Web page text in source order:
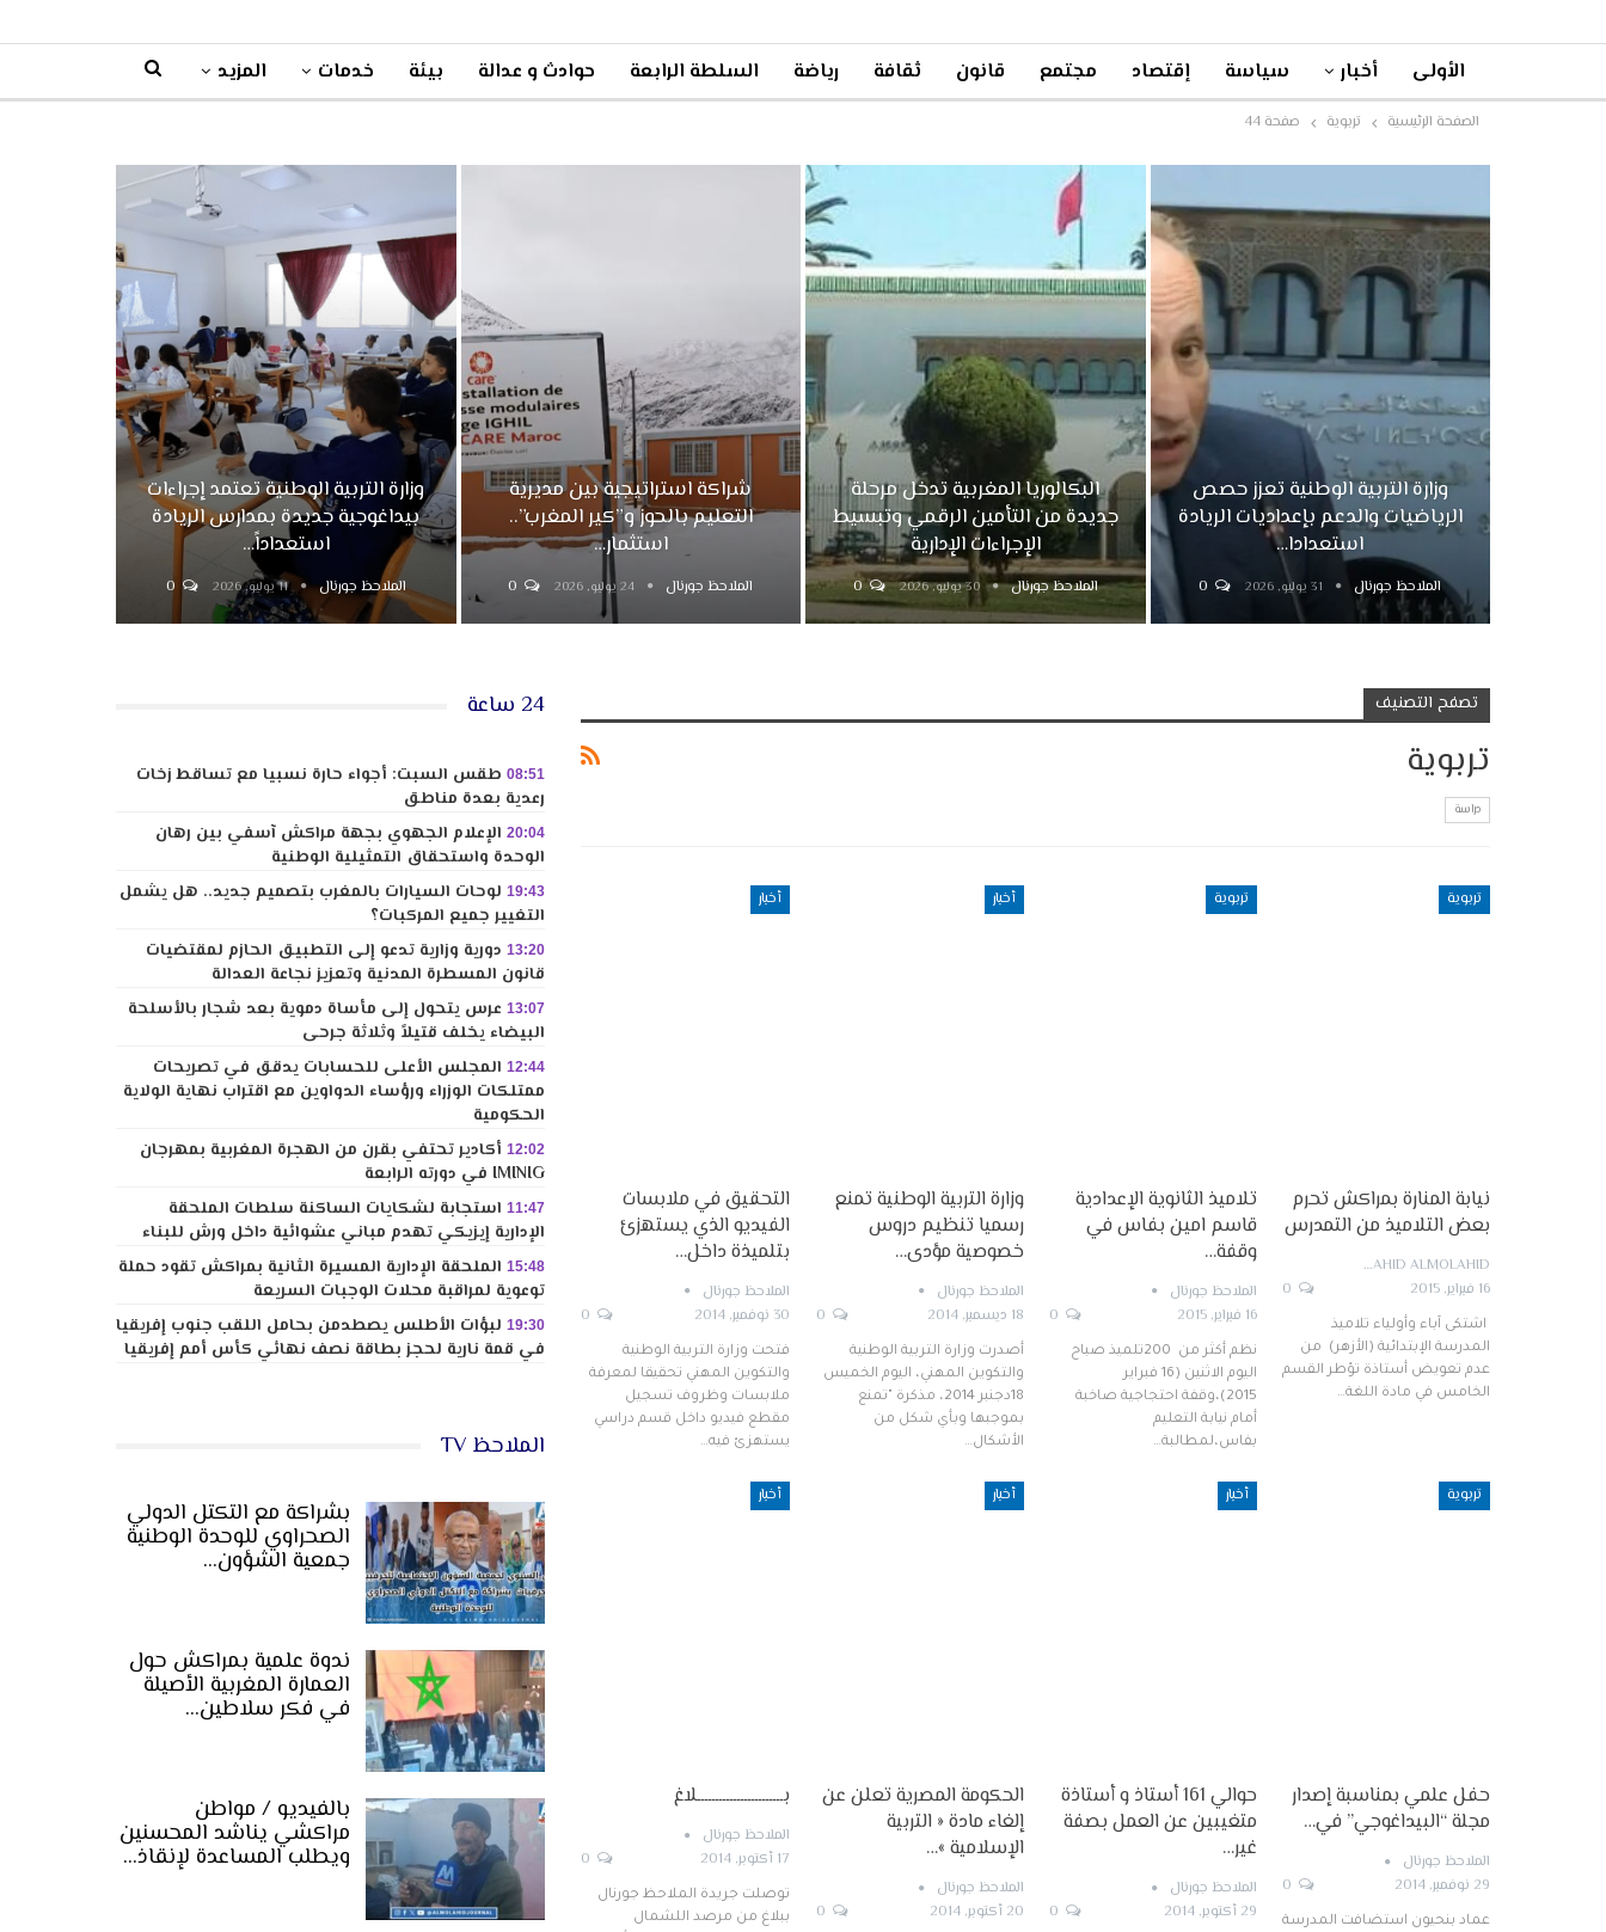
الأولى أخبار سياسة إقتصاد مجتمع قانون ثقافة رياضة السلطة الرابعة حوادث و عدالة بيئة خدمات المزيد
الصفحة الرئيسية تربوية صفحة 44
وزارة التربية الوطنية تعزز حصص
الرياضيات والدعم بإعداديات الريادة
استعدادا…
الملاحظ جورنال 31 يوليو, 2026
البكالوريا المغربية تدخل مرحلة
جديدة من التأمين الرقمي وتبسيط
الإجراءات الإدارية
الملاحظ جورنال 30 يوليو, 2026 0
شراكة استراتيجية بين مديرية
التعليم بالحوز و”كير المغرب”..
استثمار…
الملاحظ جورنال 24 يوليو, 2026
وزارة التربية الوطنية تعتمد إجراءات
بيداغوجية جديدة بمدارس الريادة
استعداداً…
الملاحظ جورنال 11 يوليو, 2026
تصفح التصنيف
تربوية
دراسة
تربوية
نيابة المنارة بمراكش تحرم
بعض التلاميذ من التمدرس
ALMOLAHID ALMOLAHID
16 فبراير, 2015
اشتكى آباء وأولياء تلاميذ
المدرسة الإبتدائية (الأزهر) من
عدم تعويض أستاذة تؤطر القسم
الخامس في مادة اللغة…
تربوية
تلاميذ الثانوية الإعدادية
قاسم امين بفاس في
وقفة…
الملاحظ جورنال
16 فبراير, 2015
نظم أكثر من 200تلميذ صباح
اليوم الاثنين (16 فبراير
2015)،وقفة احتجاجية صاخبة
أمام نيابة التعليم
بفاس،لمطالبة…
أخبار
وزارة التربية الوطنية تمنع
رسميا تنظيم دروس
خصوصية مؤدى…
الملاحظ جورنال
18 ديسمبر, 2014
أصدرت وزارة التربية الوطنية
والتكوين المهني، اليوم الخميس
18دجنبر 2014، مذكرة "تمنع
بموجبها وبأي شكل من
الأشكال…
أخبار
التحقيق في ملابسات
الفيديو الذي يستهزئ
بتلميذة داخل…
الملاحظ جورنال
30 نوفمبر, 2014
فتحت وزارة التربية الوطنية
والتكوين المهني تحقيقا لمعرفة
ملابسات وظروف تسجيل
مقطع فيديو داخل قسم دراسي
يستهزئ فيه…
تربوية
حفل علمي بمناسبة إصدار
مجلة “البيداغوجي” في…
الملاحظ جورنال
29 نوفمبر, 2014
عماد بنحيون استضافت المدرسة
أخبار
حوالي 161 أستاذ و أستاذة
متغيبين عن العمل بصفة
غير…
الملاحظ جورنال
29 أكتوبر, 2014
أخبار
الحكومة المصرية تعلن عن
إلغاء مادة « التربية
الإسلامية »…
الملاحظ جورنال
20 أكتوبر, 2014
أخبار
بــــــــــــــــــــــــلاغ
الملاحظ جورنال
17 أكتوبر, 2014
توصلت جريدة الملاحظ جورنال
ببلاغ من مرصد اللشمال
24 ساعة
08:51 طقس السبت: أجواء حارة نسبيا مع تساقط زخات
رعدية بعدة مناطق
20:04 الإعلام الجهوي بجهة مراكش آسفي بين رهان
الوحدة واستحقاق التمثيلية الوطنية
19:43 لوحات السيارات بالمغرب بتصميم جديد.. هل يشمل
التغيير جميع المركبات؟
13:20 دورية وزارية تدعو إلى التطبيق الحازم لمقتضيات
قانون المسطرة المدنية وتعزيز نجاعة العدالة
13:07 عرس يتحول إلى مأساة دموية بعد شجار بالأسلحة
البيضاء يخلف قتيلاً وثلاثة جرحى
12:44 المجلس الأعلى للحسابات يدقق في تصريحات
ممتلكات الوزراء ورؤساء الدواوين مع اقتراب نهاية الولاية
الحكومية
12:02 أكادير تحتفي بقرن من الهجرة المغربية بمهرجان
IMINIG في دورته الرابعة
11:47 استجابة لشكايات الساكنة سلطات الملحقة
الإدارية إيزيكي تهدم مباني عشوائية داخل ورش للبناء
15:48 الملحقة الإدارية المسيرة الثانية بمراكش تقود حملة
توعوية لمراقبة محلات الوجبات السريعة
19:30 لبؤات الأطلس يصطدمن بحامل اللقب جنوب إفريقيا
في قمة نارية لحجز بطاقة نصف نهائي كأس أمم إفريقيا
الملاحظ TV
بشراكة مع التكتل الدولي
الصحراوي للوحدة الوطنية
جمعية الشؤون…
ندوة علمية بمراكش حول
العمارة المغربية الأصيلة
في فكر سلاطين…
بالفيديو / مواطن
مراكشي يناشد المحسنين
ويطلب المساعدة لإنقاذ…